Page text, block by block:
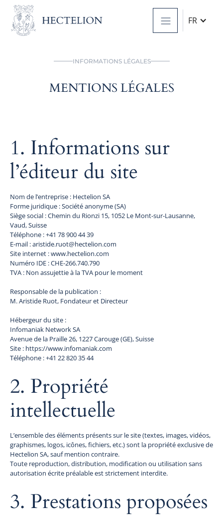
FR
INFORMATIONS LÉGALES
MENTIONS LÉGALES
1. Informations sur
l’éditeur du site
Nom de l’entreprise : Hectelion SA
Forme juridique : Société anonyme (SA)
Siège social : Chemin du Rionzi 15, 1052 Le Mont-sur-Lausanne,
Vaud, Suisse
Téléphone : +41 78 900 44 39
E-mail : aristide.ruot@hectelion.com
Site internet : www.hectelion.com
Numéro IDE : CHE-266.740.790
TVA : Non assujettie à la TVA pour le moment
Responsable de la publication :
M. Aristide Ruot, Fondateur et Directeur
Hébergeur du site :
Infomaniak Network SA
Avenue de la Praille 26, 1227 Carouge (GE), Suisse
Site : https://www.infomaniak.com
Téléphone : +41 22 820 35 44
2. Propriété
intellectuelle
L’ensemble des éléments présents sur le site (textes, images, vidéos,
graphismes, logos, icônes, fichiers, etc.) sont la propriété exclusive de
Hectelion SA, sauf mention contraire.
Toute reproduction, distribution, modification ou utilisation sans
autorisation écrite préalable est strictement interdite.
3. Prestations proposées